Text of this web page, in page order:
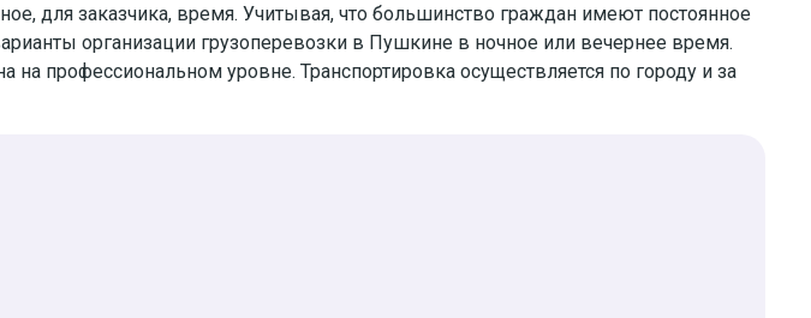
для заказчика, время. Учитывая, что большинство граждан имеют постоянное
организации грузоперевозки в Пушкине в ночное или вечернее время.
на профессиональном уровне. Транспортировка осуществляется по городу и за